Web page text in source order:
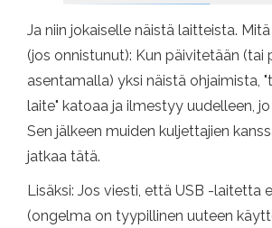
Ja niin jokaiselle näistä laitteista.
(jos onnistunut): Kun päivitetään (tai
asentamalla) yksi näistä ohjaimista,
laite" katoaa ja ilmestyy uudelleen,
Sen jälkeen muiden kuljettajien
jatkaa tätä.
Lisäksi: Jos viesti, että USB -laitetta
(ongelma on tyypillinen uuteen